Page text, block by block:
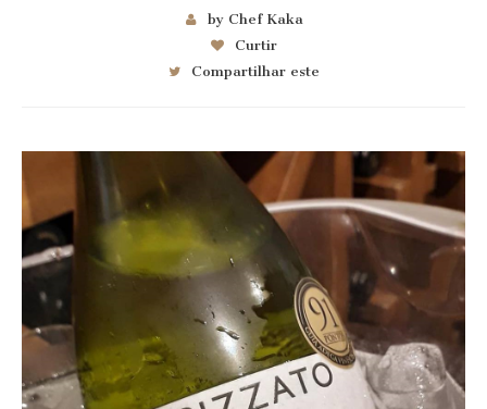
by Chef Kaka
Curtir
Compartilhar este